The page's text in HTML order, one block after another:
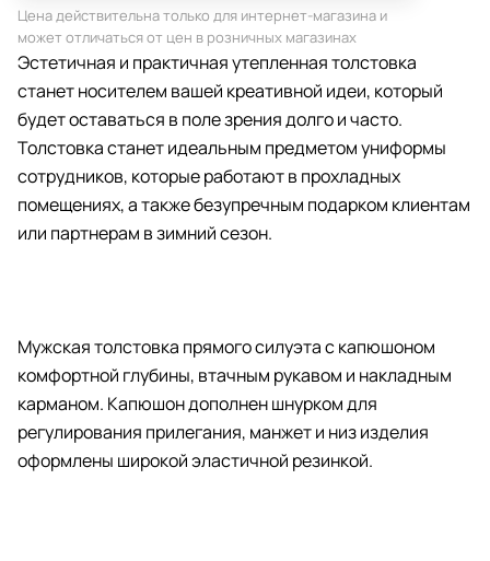
Цена действительна только для интернет-магазина и
может отличаться от цен в розничных магазинах
Эстетичная и практичная утепленная толстовка
станет носителем вашей креативной идеи, который
будет оставаться в поле зрения долго и часто.
Толстовка станет идеальным предметом униформы
сотрудников, которые работают в прохладных
помещениях, а также безупречным подарком клиентам
или партнерам в зимний сезон.
Мужская толстовка прямого силуэта с капюшоном
комфортной глубины, втачным рукавом и накладным
карманом. Капюшон дополнен шнурком для
регулирования прилегания, манжет и низ изделия
оформлены широкой эластичной резинкой.